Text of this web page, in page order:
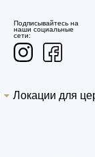
Подписывайтесь на
наши социальные
сети:
Локации для